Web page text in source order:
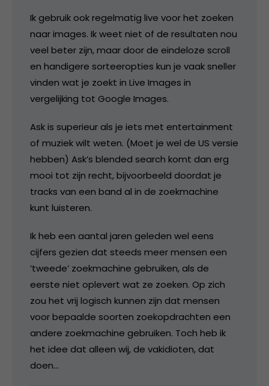
Ik gebruik ook regelmatig live voor het zoeken
naar images. Ik weet niet of de resultaten nou
veel beter zijn, maar door de eindeloze scroll
en handigere sorteeropties kun je vaak sneller
vinden wat je zoekt in Live Images in
vergelijking tot Google Images.
Ask is superieur als je iets met entertainment
of muziek wilt weten. (Moet je wel de US versie
hebben) Ask’s blended search komt dan erg
mooi tot zijn recht, bijvoorbeeld doordat je
tracks van een band al in de zoekmachine
kunt luisteren.
Ik heb een aantal jaren geleden wel eens
cijfers gezien dat steeds meer mensen een
’tweede’ zoekmachine gebruiken, als de
eerste niet oplevert wat ze zoeken. Op zich
zou het vrij logisch kunnen zijn dat mensen
voor bepaalde soorten zoekopdrachten een
andere zoekmachine gebruiken. Toch heb ik
het idee dat alleen wij, de vakidioten, dat
doen…